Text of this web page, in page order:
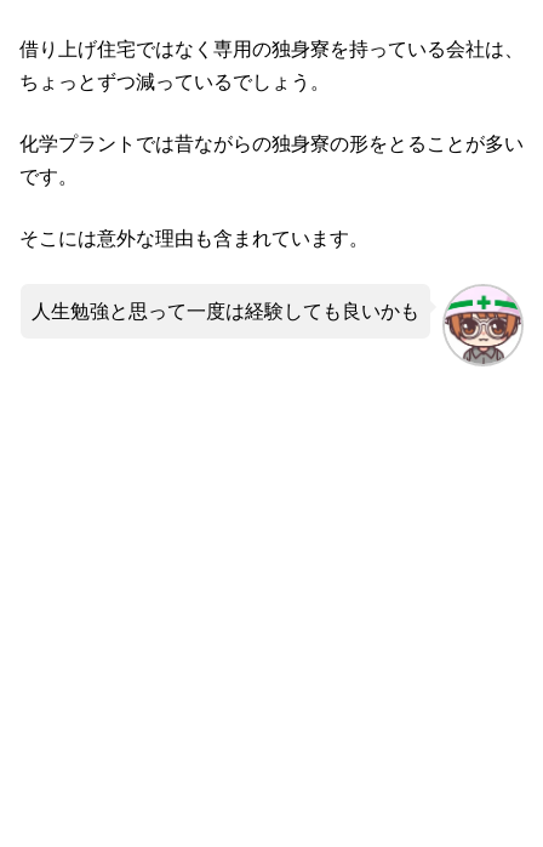
借り上げ住宅ではなく専用の独身寮を持っている会社は、
ちょっとずつ減っているでしょう。
化学プラントでは昔ながらの独身寮の形をとることが多い
です。
そこには意外な理由も含まれています。
人生勉強と思って一度は経験しても良いかも